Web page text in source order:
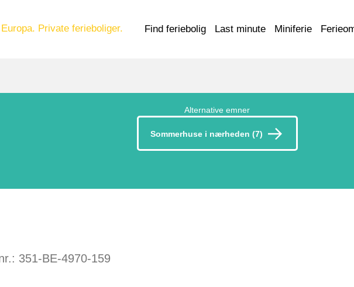
Private ferieboliger. Find feriebolig Last minute Miniferie
Alternative emner
Sommerhuse i nærheden (7)
351-BE-4970-159